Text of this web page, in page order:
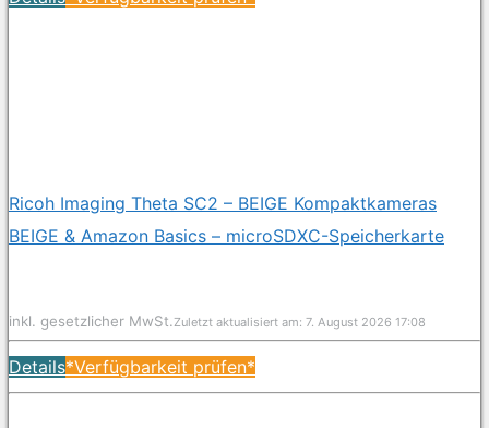
Ricoh Imaging Theta SC2 – BEIGE Kompaktkameras
BEIGE & Amazon Basics – microSDXC-Speicherkarte
inkl. gesetzlicher MwSt.Zuletzt aktualisiert am: 7. August 2026 17:08
Details*Verfügbarkeit prüfen*